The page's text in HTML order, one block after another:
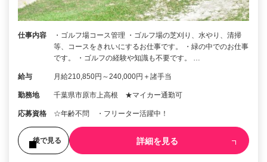
仕事内容
・ゴルフ場コース管理 ・ゴルフ場の芝刈り、水やり、清掃
等、コースをきれいにするお仕事です。 ・緑の中でのお仕事
です。 ・ゴルフの経験や知識も不要です。 …
給与 月給210,850円～240,000円＋諸手当
勤務地 千葉県市原市上高根 ★マイカー通勤可
応募資格 ☆年齢不問 ・フリーター活躍中！
後で見る 詳細を見る